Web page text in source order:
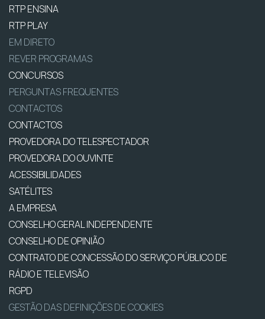
RTP ENSINA
RTP PLAY
EM DIRETO
REVER PROGRAMAS
CONCURSOS
PERGUNTAS FREQUENTES
CONTACTOS
CONTACTOS
PROVEDORA DO TELESPECTADOR
PROVEDORA DO OUVINTE
ACESSIBILIDADES
SATÉLITES
A EMPRESA
CONSELHO GERAL INDEPENDENTE
CONSELHO DE OPINIÃO
CONTRATO DE CONCESSÃO DO SERVIÇO PÚBLICO DE
RÁDIO E TELEVISÃO
RGPD
GESTÃO DAS DEFINIÇÕES DE COOKIES